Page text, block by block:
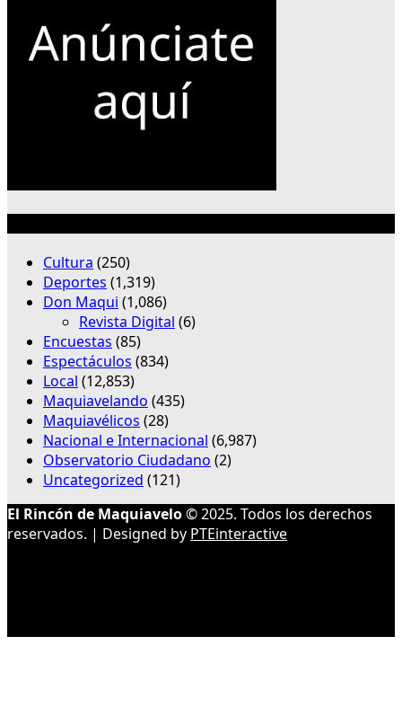
Cultura (250)
Deportes (1,319)
Don Maqui (1,086)
Revista Digital (6)
Encuestas (85)
Espectáculos (834)
Local (12,853)
Maquiavelando (435)
Maquiavélicos (28)
Nacional e Internacional (6,987)
Observatorio Ciudadano (2)
Uncategorized (121)
El Rincón de Maquiavelo© 2025. Todos los derechos
reservados. | Designed by PTEinteractive